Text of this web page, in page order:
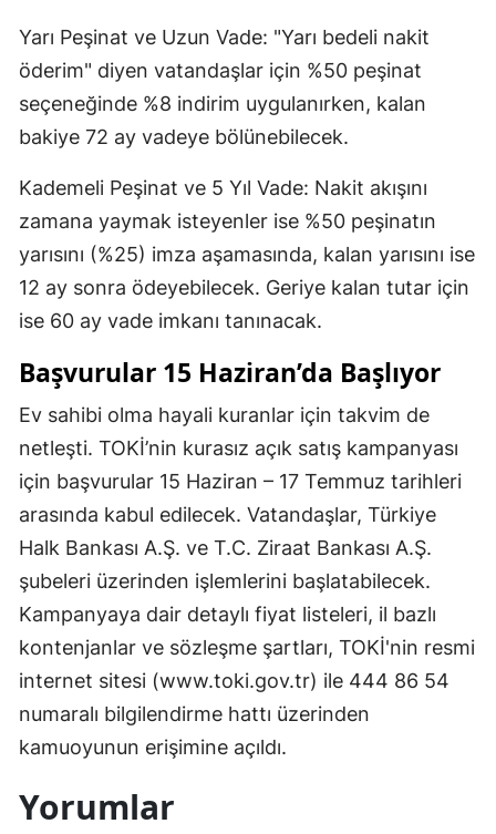
Yarı Peşinat ve Uzun Vade: "Yarı bedeli nakit
öderim" diyen vatandaşlar için %50 peşinat
seçeneğinde %8 indirim uygulanırken, kalan
bakiye 72 ay vadeye bölünebilecek.
Kademeli Peşinat ve 5 Yıl Vade: Nakit akışını
zamana yaymak isteyenler ise %50 peşinatın
yarısını (%25) imza aşamasında, kalan yarısını ise
12 ay sonra ödeyebilecek. Geriye kalan tutar için
ise 60 ay vade imkanı tanınacak.
Başvurular 15 Haziran’da Başlıyor
Ev sahibi olma hayali kuranlar için takvim de
netleşti. TOKİ’nin kurasız açık satış kampanyası
için başvurular 15 Haziran – 17 Temmuz tarihleri
arasında kabul edilecek. Vatandaşlar, Türkiye
Halk Bankası A.Ş. ve T.C. Ziraat Bankası A.Ş.
şubeleri üzerinden işlemlerini başlatabilecek.
Kampanyaya dair detaylı fiyat listeleri, il bazlı
kontenjanlar ve sözleşme şartları, TOKİ'nin resmi
internet sitesi (www.toki.gov.tr) ile 444 86 54
numaralı bilgilendirme hattı üzerinden
kamuoyunun erişimine açıldı.
Yorumlar